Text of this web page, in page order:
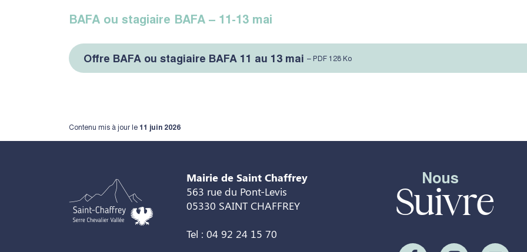
BAFA ou stagiaire BAFA – 11-13 mai
Offre BAFA ou stagiaire BAFA 11 au 13 mai – PDF 128 Ko
Contenu mis à jour le 11 juin 2026
Mairie de Saint Chaffrey
563 rue du Pont-Levis
05330 SAINT CHAFFREY
Tel : 04 92 24 15 70
Nous
Suivre